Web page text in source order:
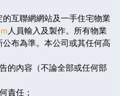
折
$909.51
萬
即將發售
的互聯網網站及一手住宅物業
人員輸入及製作。所有物業
布為準。本公司或其任何高
的內容（不論全部或任何部
責任；